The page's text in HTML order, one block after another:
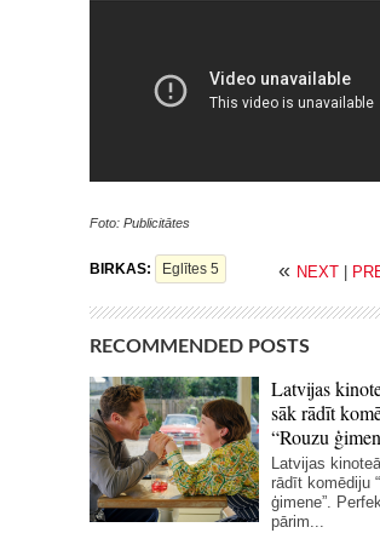
Foto: Publicitātes
BIRKAS: Eglītes 5 « NEXT
RECOMMENDED POSTS
Latvijas
sāk rādīt
“Rouzu
Latvijas
rādīt komēdiju
ģimene”.
pārim...